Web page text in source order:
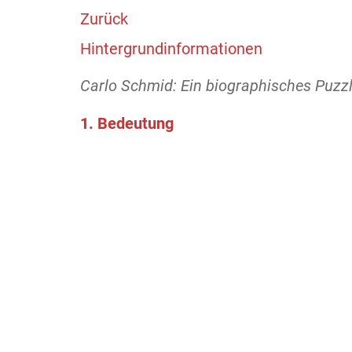
Zurück
Hintergrundinformationen
Carlo Schmid: Ein biographisches
1. Bedeutung